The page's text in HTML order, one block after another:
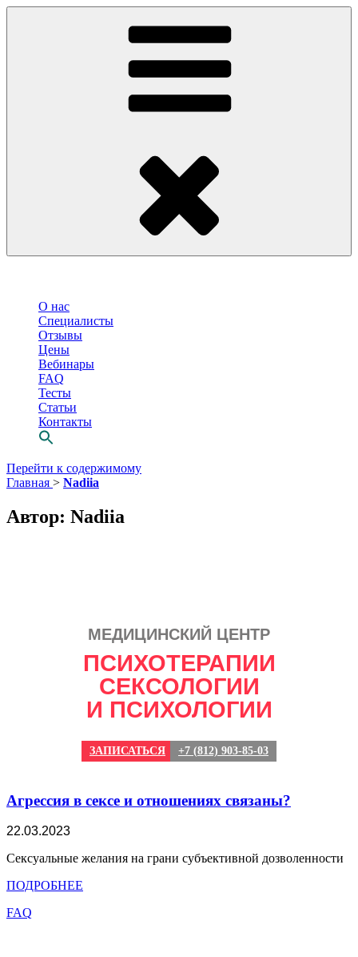
О нас
Специалисты
Отзывы
Цены
Вебинары
FAQ
Тесты
Статьи
Контакты
Перейти к содержимому
МЕДИЦИНСКИЙ ЦЕНТР
ПСИХОТЕРАПИИ
СЕКСОЛОГИИ
И ПСИХОЛОГИИ
ЗАПИСАТЬСЯ +7 (812) 903-85-03
Просто выбери
СВОЕГО
психотерапевта
Главная > Nadiia
Автор: Nadiia
Агрессия в сексе и отношениях связаны?
22.03.2023
Сексуальные желания на грани субъективной дозволенности
ПОДРОБНЕЕ
FAQ